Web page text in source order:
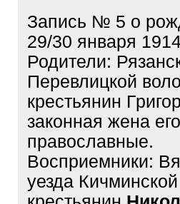
Запись № 5 о
29/30 января
Родители:
Перевлицкой
крестьянин
законная жена
православные.
Восприемники:
уезда